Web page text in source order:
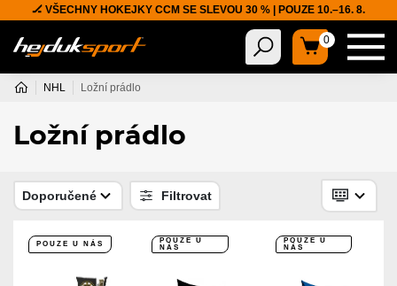
🏒 VŠECHNY HOKEJKY CCM SE SLEVOU 30 % | POUZE 10.–16. 8.
0
NHL Ložní prádlo
Ložní prádlo
Doporučené Filtrovat
POUZE U NÁS
POUZE U
NÁS
POUZE U
NÁS